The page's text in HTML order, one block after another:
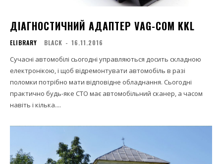
ДІАГНОСТИЧНИЙ АДАПТЕР VAG-COM KKL
ELIBRARY BLACK - 16.11.2016
Сучасні автомобілі сьогодні управляються досить складною
електронікою, і щоб відремонтувати автомобіль в разі
поломки потрібно мати відповідне обладнання. Сьогодні
практично будь-яке СТО має автомобільний сканер, а часом
навіть і кілька....